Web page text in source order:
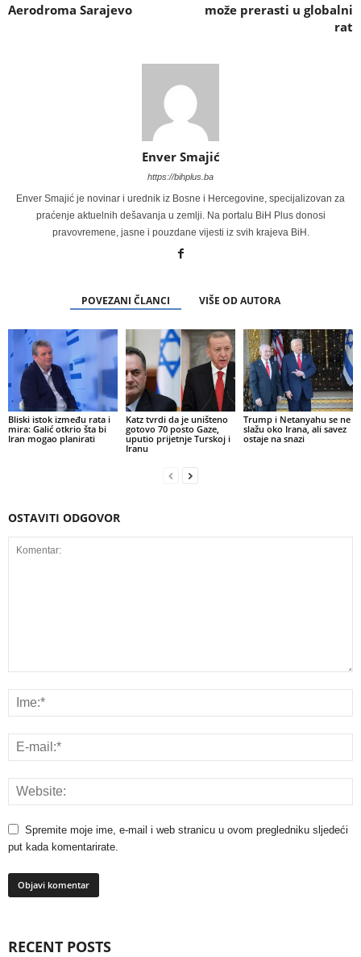
Aerodroma Sarajevo
može prerasti u globalni
rat
Enver Smajić
https://bihplus.ba
Enver Smajić je novinar i urednik iz Bosne i Hercegovine, specijalizovan za
praćenje aktuelnih dešavanja u zemlji. Na portalu BiH Plus donosi
pravovremene, jasne i pouzdane vijesti iz svih krajeva BiH.
POVEZANI ČLANCI VIŠE OD AUTORA
Bliski istok između rata i
mira: Galić otkrio šta bi
Iran mogao planirati
Katz tvrdi da je uništeno
gotovo 70 posto Gaze,
uputio prijetnje Turskoj i
Iranu
Trump i Netanyahu se ne
slažu oko Irana, ali savez
ostaje na snazi
OSTAVITI ODGOVOR
Spremite moje ime, e-mail i web stranicu u ovom pregledniku sljedeći
put kada komentarirate.
RECENT POSTS